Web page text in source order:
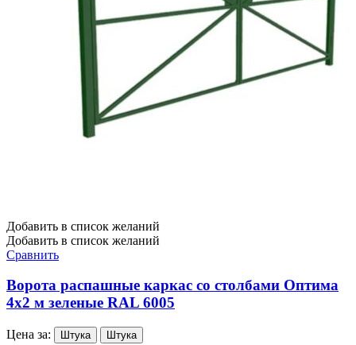
Добавить в список желаний
Добавить в список желаний
Сравнить
Ворота распашные каркас со столбами Оптима
4х2 м зеленые RAL 6005
Цена за: Штука Штука